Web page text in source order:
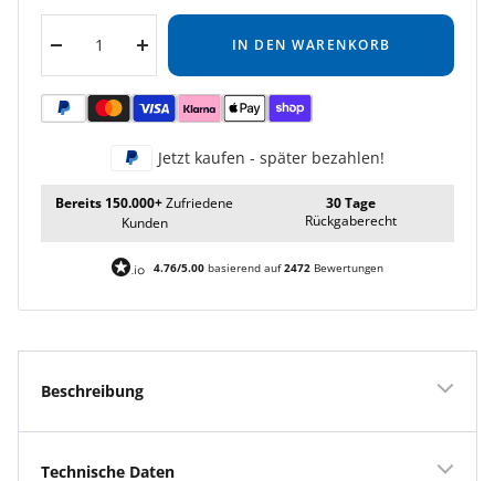
Menge
verringern
Menge
erhöhen
IN DEN WARENKORB
Jetzt kaufen - später bezahlen!
Bereits 150.000+Zufriedene
Kunden
30 Tage
Rückgaberecht
4.76/5.00 basierend auf2472 Bewertungen
Beschreibung
Technische Daten